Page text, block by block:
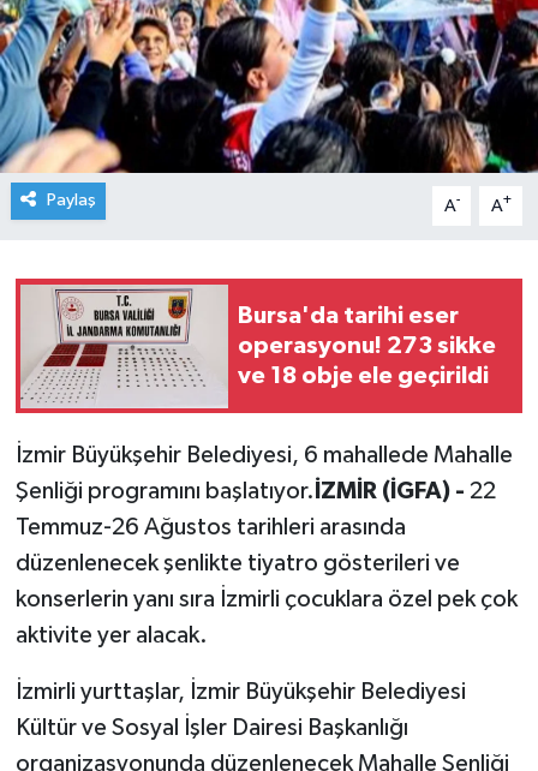
Paylaş A- A+
Bursa'da tarihi eser
operasyonu! 273 sikke
ve 18 obje ele geçirildi
İzmir Büyükşehir Belediyesi, 6 mahallede Mahalle
Şenliği programını başlatıyor. İZMİR (İGFA) - 22
Temmuz-26 Ağustos tarihleri arasında
düzenlenecek şenlikte tiyatro gösterileri ve
konserlerin yanı sıra İzmirli çocuklara özel pek çok
aktivite yer alacak.
İzmirli yurttaşlar, İzmir Büyükşehir Belediyesi
Kültür ve Sosyal İşler Dairesi Başkanlığı
organizasyonunda düzenlenecek Mahalle Şenliği